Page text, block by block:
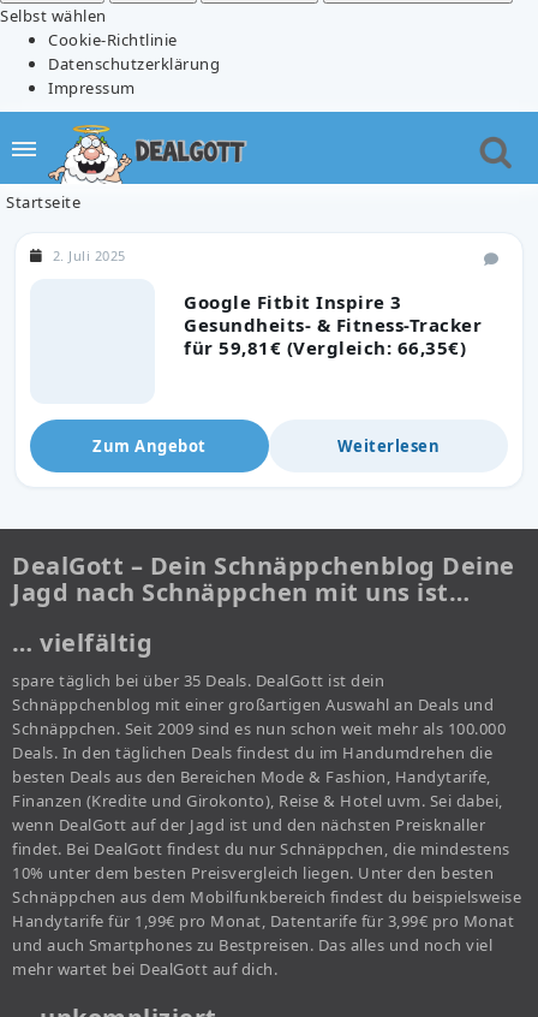
Selbst wählen
Cookie-Richtlinie
Datenschutzerklärung
Impressum
Startseite
Google Fitbit Inspire 3
Gesundheits- & Fitness-Tracker
für 59,81€ (Vergleich: 66,35€)
2. Juli 2025
Zum Angebot Weiterlesen
DealGott – Dein Schnäppchenblog Deine
Jagd nach Schnäppchen mit uns ist…
… vielfältig
spare täglich bei über 35 Deals. DealGott ist dein
Schnäppchenblog mit einer großartigen Auswahl an Deals und
Schnäppchen. Seit 2009 sind es nun schon weit mehr als 100.000
Deals. In den täglichen Deals findest du im Handumdrehen die
besten Deals aus den Bereichen Mode & Fashion, Handytarife,
Finanzen (Kredite und Girokonto), Reise & Hotel uvm. Sei dabei,
wenn DealGott auf der Jagd ist und den nächsten Preisknaller
findet. Bei DealGott findest du nur Schnäppchen, die mindestens
10% unter dem besten Preisvergleich liegen. Unter den besten
Schnäppchen aus dem Mobilfunkbereich findest du beispielsweise
Handytarife für 1,99€ pro Monat, Datentarife für 3,99€ pro Monat
und auch Smartphones zu Bestpreisen. Das alles und noch viel
mehr wartet bei DealGott auf dich.